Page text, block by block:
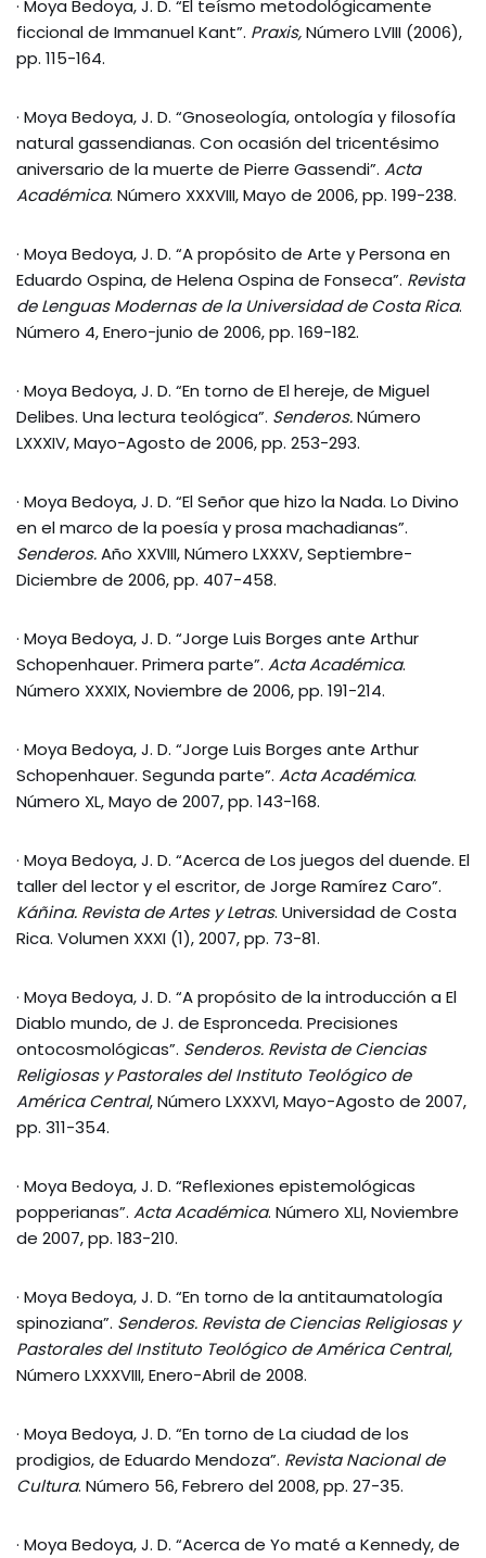
· Moya Bedoya, J. D. “El teísmo metodológicamente
ficcional de Immanuel Kant”. Praxis,Número LVIII (2006),
pp. 115-164.
· Moya Bedoya, J. D. “Gnoseología, ontología y filosofía
natural gassendianas. Con ocasión del tricentésimo
aniversario de la muerte de Pierre Gassendi”. Acta
Académica. Número XXXVIII, Mayo de 2006, pp. 199-238.
· Moya Bedoya, J. D. “A propósito de Arte y Persona en
Eduardo Ospina, de Helena Ospina de Fonseca”. Revista
de Lenguas Modernas de la Universidad de Costa Rica.
Número 4, Enero-junio de 2006, pp. 169-182.
· Moya Bedoya, J. D. “En torno de El hereje, de Miguel
Delibes. Una lectura teológica”. Senderos.Número
LXXXIV, Mayo-Agosto de 2006, pp. 253-293.
· Moya Bedoya, J. D. “El Señor que hizo la Nada. Lo Divino
en el marco de la poesía y prosa machadianas”.
Senderos.Año XXVIII, Número LXXXV, Septiembre-
Diciembre de 2006, pp. 407-458.
· Moya Bedoya, J. D. “Jorge Luis Borges ante Arthur
Schopenhauer. Primera parte”. Acta Académica.
Número XXXIX, Noviembre de 2006, pp. 191-214.
· Moya Bedoya, J. D. “Jorge Luis Borges ante Arthur
Schopenhauer. Segunda parte”. Acta Académica.
Número XL, Mayo de 2007, pp. 143-168.
· Moya Bedoya, J. D. “Acerca de Los juegos del duende. El
taller del lector y el escritor, de Jorge Ramírez Caro”.
Káñina. Revista de Artes y Letras. Universidad de Costa
Rica. Volumen XXXI (1), 2007, pp. 73-81.
· Moya Bedoya, J. D. “A propósito de la introducción a El
Diablo mundo, de J. de Espronceda. Precisiones
ontocosmológicas”. Senderos. Revista de Ciencias
Religiosas y Pastorales del Instituto Teológico de
América Central, Número LXXXVI, Mayo-Agosto de 2007,
pp. 311-354.
· Moya Bedoya, J. D. “Reflexiones epistemológicas
popperianas”. Acta Académica. Número XLI, Noviembre
de 2007, pp. 183-210.
· Moya Bedoya, J. D. “En torno de la antitaumatología
spinoziana”. Senderos. Revista de Ciencias Religiosas y
Pastorales del Instituto Teológico de América Central,
Número LXXXVIII, Enero-Abril de 2008.
· Moya Bedoya, J. D. “En torno de La ciudad de los
prodigios, de Eduardo Mendoza”. Revista Nacional de
Cultura. Número 56, Febrero del 2008, pp. 27-35.
· Moya Bedoya, J. D. “Acerca de Yo maté a Kennedy, de